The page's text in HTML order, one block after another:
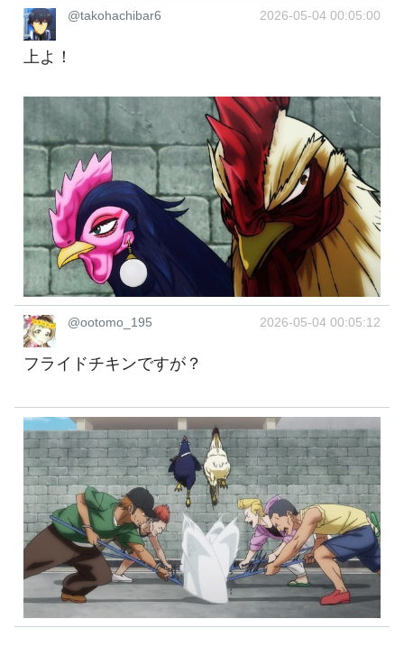
@takohachibar6 2026-05-04 00:05:00
上よ！
@ootomo_195 2026-05-04 00:05:12
フライドチキンですが？